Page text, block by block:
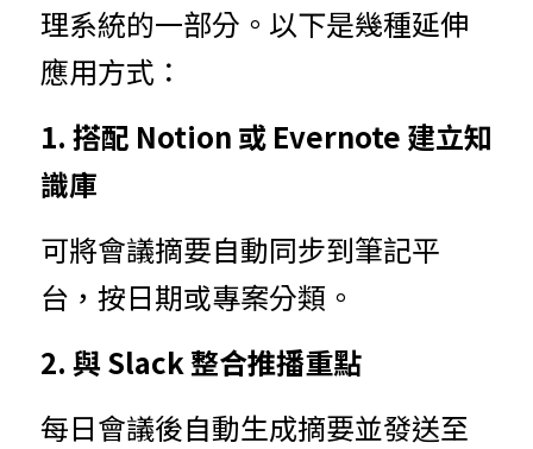
理系統的一部分。以下是幾種延伸
應用方式：
1. 搭配 Notion 或 Evernote 建立知
識庫
可將會議摘要自動同步到筆記平
台，按日期或專案分類。
2. 與 Slack 整合推播重點
每日會議後自動生成摘要並發送至